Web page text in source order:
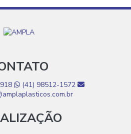
Atacado
Indústria
Venda
(41) 98512-1572